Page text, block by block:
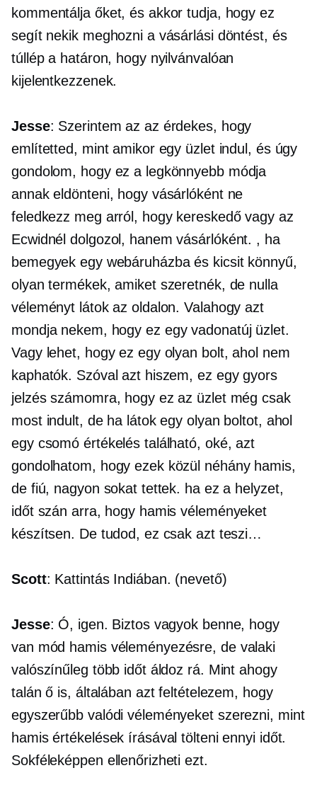
kommentálja őket, és akkor tudja, hogy ez
segít nekik meghozni a vásárlási döntést, és
túllép a határon, hogy nyilvánvalóan
kijelentkezzenek.
Jesse: Szerintem az az érdekes, hogy
említetted, mint amikor egy üzlet indul, és úgy
gondolom, hogy ez a legkönnyebb módja
annak eldönteni, hogy vásárlóként ne
feledkezz meg arról, hogy kereskedő vagy az
Ecwidnél dolgozol, hanem vásárlóként. , ha
bemegyek egy webáruházba és kicsit könnyű,
olyan termékek, amiket szeretnék, de nulla
véleményt látok az oldalon. Valahogy azt
mondja nekem, hogy ez egy vadonatúj üzlet.
Vagy lehet, hogy ez egy olyan bolt, ahol nem
kaphatók. Szóval azt hiszem, ez egy gyors
jelzés számomra, hogy ez az üzlet még csak
most indult, de ha látok egy olyan boltot, ahol
egy csomó értékelés található, oké, azt
gondolhatom, hogy ezek közül néhány hamis,
de fiú, nagyon sokat tettek. ha ez a helyzet,
időt szán arra, hogy hamis véleményeket
készítsen. De tudod, ez csak azt teszi…
Scott: Kattintás Indiában. (nevető)
Jesse: Ó, igen. Biztos vagyok benne, hogy
van mód hamis véleményezésre, de valaki
valószínűleg több időt áldoz rá. Mint ahogy
talán ő is, általában azt feltételezem, hogy
egyszerűbb valódi véleményeket szerezni, mint
hamis értékelések írásával tölteni ennyi időt.
Sokféleképpen ellenőrizheti ezt.